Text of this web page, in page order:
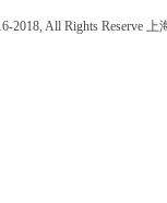
2018, All Rights Reserve